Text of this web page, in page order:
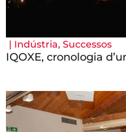
| Indústria, Successos
IQOXE, cronologia